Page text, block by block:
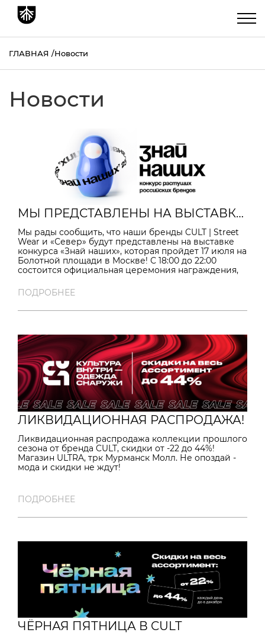
ГЛАВНАЯ Новости
Новости
МЫ ПРЕДСТАВЛЕНЫ НА ВЫСТАВКЕ КОНКУРСА «ЗНАЙ НАШИХ»!
Мы рады сообщить, что наши бренды CULT | Street
Wear и «Север» будут представлены на выставке
конкурса «Знай наших», которая пройдет 17 июля на
Болотной площади в Москве! С 18:00 до 22:00
состоится официальная церемония награждения,
рекордные 14 000+ заявок из разных регионов
России. В рамках мероприятия пройдет выставка-
экспозиция российских брендов и зона питания с
предполагается, основатель наших брендов Герман
Рунов был приглашен на саму церемонию
награждения. Не упустите шанс стать частью этого
значимого события!
ПОДРОБНЕЕ
ЛИКВИДАЦИОННАЯ РАСПРОДАЖА!
Ликвидационная распродажа коллекции прошлого
сезона от бренда CULT, скидки от -22 до 44%!
Магазин ULTRA, трк Мурманск Молл. Не опоздай -
мода и скидки не ждут!
ПОДРОБНЕЕ
ЧЁРНАЯ ПЯТНИЦА В CULT